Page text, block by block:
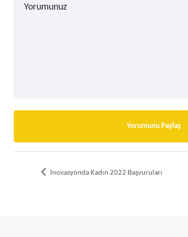
Yorumunuz
Yorumunu Paylaş
İnovasyonda Kadın 2022 Başvuruları